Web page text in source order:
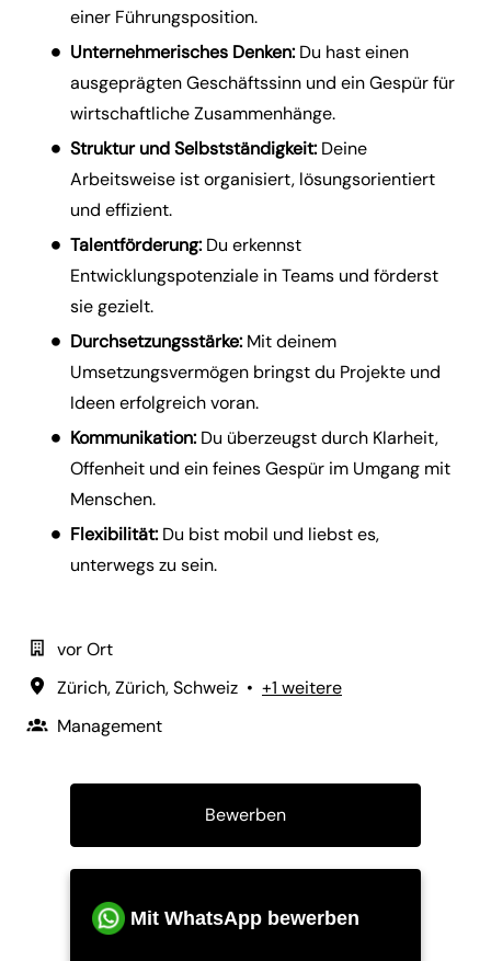
einer Führungsposition.
Unternehmerisches Denken: Du hast einen
ausgeprägten Geschäftssinn und ein Gespür für
wirtschaftliche Zusammenhänge.
Struktur und Selbstständigkeit: Deine
Arbeitsweise ist organisiert, lösungsorientiert
und effizient.
Talentförderung: Du erkennst
Entwicklungspotenziale in Teams und förderst
sie gezielt.
Durchsetzungsstärke: Mit deinem
Umsetzungsvermögen bringst du Projekte und
Ideen erfolgreich voran.
Kommunikation: Du überzeugst durch Klarheit,
Offenheit und ein feines Gespür im Umgang mit
Menschen.
Flexibilität: Du bist mobil und liebst es,
unterwegs zu sein.
vor Ort
Zürich,Zürich,Schweiz • +1 weitere
Management
Bewerben
Mit WhatsApp bewerben